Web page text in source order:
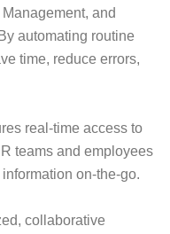
and
automating routine
time, reduce errors,
real-time access to
teams and employees
on-the-go.
collaborative